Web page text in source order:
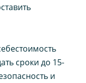
сроки до 15-
и